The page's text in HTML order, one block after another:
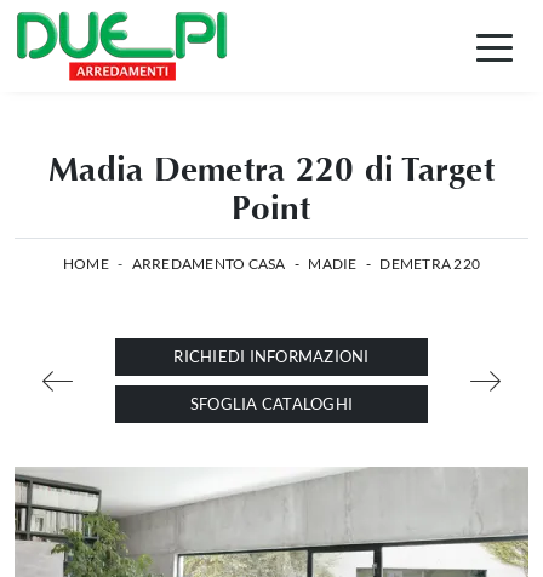
Madia Demetra 220 di Target
Point
HOME - ARREDAMENTO CASA - MADIE - DEMETRA 220
RICHIEDI INFORMAZIONI
SFOGLIA CATALOGHI